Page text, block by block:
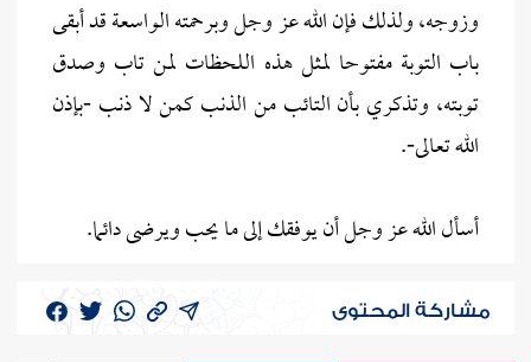
وزوجه، ولذلك فإن الله عز وجل وبرحمته الواسعة قد أبقى
باب التوبة مفتوحا لمثل هذه اللحظات لمن تاب وصدق
توبته، وتذكري بأن التائب من الذنب كمن لا ذنب -بإذن
الله تعالى-.
أسأل الله عز وجل أن يوفقك إلى ما يحب ويرضى دائما.
مشاركة المحتوى